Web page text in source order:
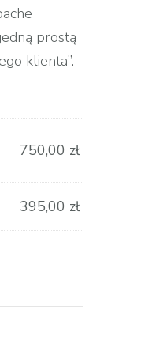
prostą
klienta”.
750,00 zł
395,00 zł